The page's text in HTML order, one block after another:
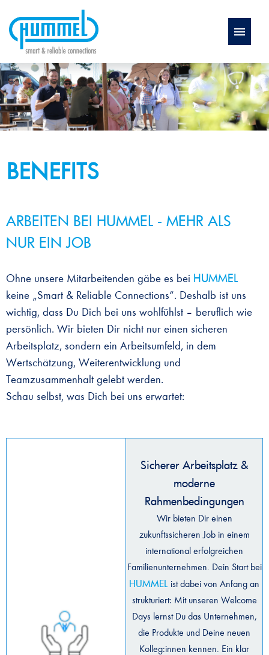
Deutsch
STELLENANGEBOTE
AUSBILDUNG
BENEFITS
FAQ
BENEFITS
ARBEITEN BEI HUMMEL - MEHR ALS
NUR EIN JOB
Ohne unsere Mitarbeitenden gäbe es bei HUMMEL
keine „Smart & Reliable Connections“. Deshalb ist uns
wichtig, dass Du Dich bei uns wohlfühlst – beruflich wie
persönlich. Wir bieten Dir nicht nur einen sicheren
Arbeitsplatz, sondern ein Arbeitsumfeld, in dem
Wertschätzung, Weiterentwicklung und
Teamzusammenhalt gelebt werden.
Schau selbst, was Dich bei uns erwartet:
Sicherer Arbeitsplatz &
moderne
Rahmenbedingungen
Wir bieten Dir einen
zukunftssicheren Job in einem
international erfolgreichen
Familienunternehmen. Dein Start bei
HUMMEL ist dabei von Anfang an
strukturiert: Mit unseren Welcome
Days lernst Du das Unternehmen,
die Produkte und Deine neuen
Kolleg:innen kennen. Ein klar